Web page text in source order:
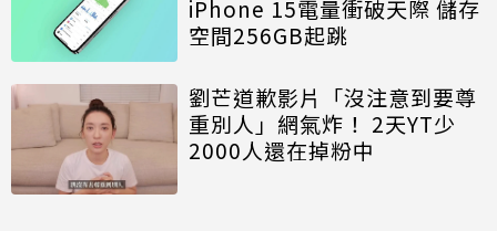
iPhone 15電量衝破天際 儲存
空間256GB起跳
劉芒道歉影片「沒注意到要尊
重別人」網氣炸！ 2天YT少
2000人還在掉粉中